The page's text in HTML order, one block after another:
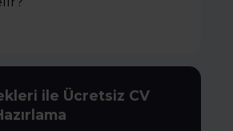
ile Ücretsiz CV